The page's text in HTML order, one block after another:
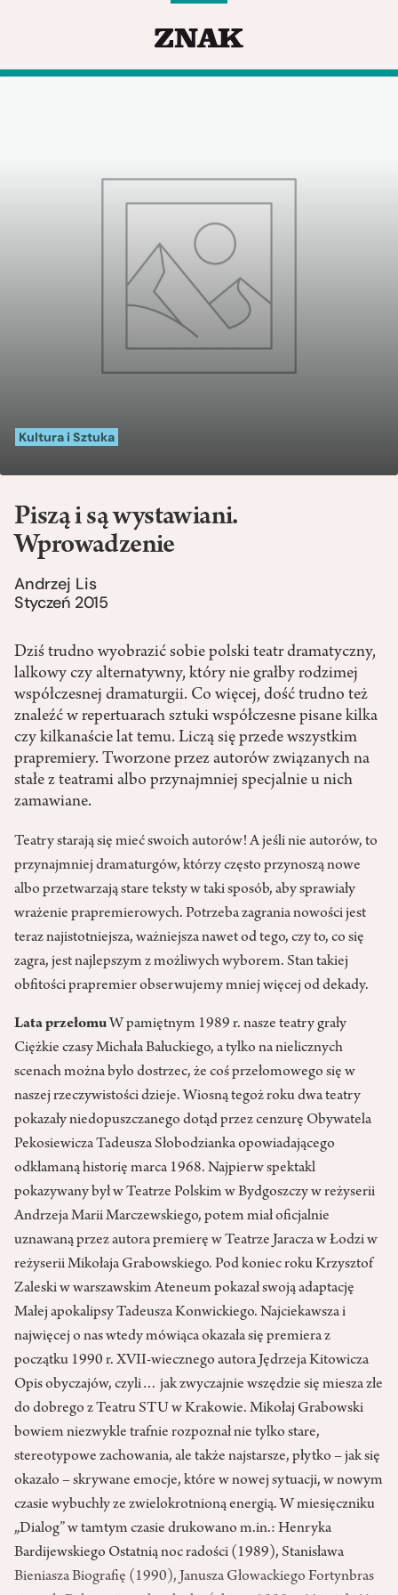
Kultura i Sztuka
Piszą i są wystawiani.
Wprowadzenie
Andrzej Lis
Styczeń 2015
Dziś trudno wyobrazić sobie polski teatr dramatyczny,
lalkowy czy alternatywny, który nie grałby rodzimej
współczesnej dramaturgii. Co więcej, dość trudno też
znaleźć w repertuarach sztuki współczesne pisane kilka
czy kilkanaście lat temu. Liczą się przede wszystkim
prapremiery. Tworzone przez autorów związanych na
stałe z teatrami albo przynajmniej specjalnie u nich
zamawiane.
Teatry starają się mieć swoich autorów! A jeśli nie autorów, to
przynajmniej dramaturgów, którzy często przynoszą nowe
albo przetwarzają stare teksty w taki sposób, aby sprawiały
wrażenie prapremierowych. Potrzeba zagrania nowości jest
teraz najistotniejsza, ważniejsza nawet od tego, czy to, co się
zagra, jest najlepszym z możliwych wyborem. Stan takiej
obfitości prapremier obserwujemy mniej więcej od dekady.
Lata przełomu W pamiętnym 1989 r. nasze teatry grały
Ciężkie czasy Michała Bałuckiego, a tylko na nielicznych
scenach można było dostrzec, że coś przełomowego się w
naszej rzeczywistości dzieje. Wiosną tegoż roku dwa teatry
pokazały niedopuszczanego dotąd przez cenzurę Obywatela
Pekosiewicza Tadeusza Słobodzianka opowiadającego
odkłamaną historię marca 1968. Najpierw spektakl
pokazywany był w Teatrze Polskim w Bydgoszczy w reżyserii
Andrzeja Marii Marczewskiego, potem miał oficjalnie
uznawaną przez autora premierę w Teatrze Jaracza w Łodzi w
reżyserii Mikołaja Grabowskiego. Pod koniec roku Krzysztof
Zaleski w warszawskim Ateneum pokazał swoją adaptację
Małej apokalipsy Tadeusza Konwickiego. Najciekawsza i
najwięcej o nas wtedy mówiąca okazała się premiera z
początku 1990 r. XVII-wiecznego autora Jędrzeja Kitowicza
Opis obyczajów, czyli… jak zwyczajnie wszędzie się miesza złe
do dobrego z Teatru STU w Krakowie. Mikołaj Grabowski
bowiem niezwykle trafnie rozpoznał nie tylko stare,
stereotypowe zachowania, ale także najstarsze, płytko – jak się
okazało – skrywane emocje, które w nowej sytuacji, w nowym
czasie wybuchły ze zwielokrotnioną energią. W miesięczniku
„Dialog” w tamtym czasie drukowano m.in.: Henryka
Bardijewskiego Ostatnią noc radości (1989), Stanisława
Bieniasza Biografię (1990), Janusza Głowackiego Fortynbras